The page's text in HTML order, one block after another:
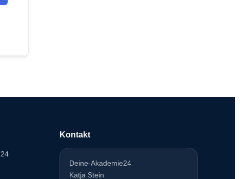
Kontakt
Deine-Akademie24
Katja Stein